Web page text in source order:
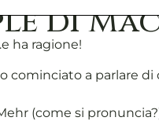
di
ha ragione!
cominciato a parlare
(come si